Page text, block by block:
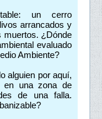
un cerro
arrancados y
muertos. ¿Dónde
evaluado
Ambiente?
alguien por aquí,
en una zona de
de una falla.